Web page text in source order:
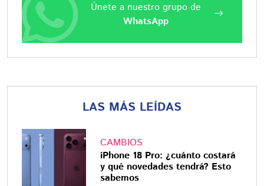
Únete a nuestro grupo de
WhatsApp
LAS MÁS LEÍDAS
CAMBIOS
iPhone 18 Pro: ¿cuánto costará
y qué novedades tendrá? Esto
sabemos